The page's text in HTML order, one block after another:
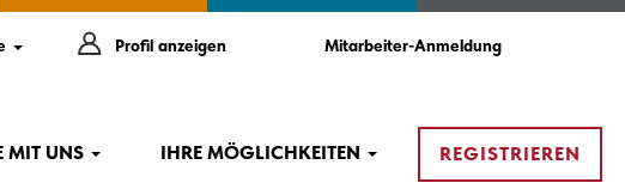
Profil anzeigen Mitarbeiter-Anmeldung
MIT UNS IHRE MÖGLICHKEITEN REGISTRIEREN